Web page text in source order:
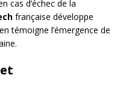
cas d’échec de la
française développe
témoigne l’émergence de